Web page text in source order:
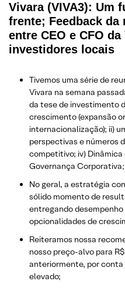
Vivara (VIVA3): Um
frente; Feedback da
entre CEO e CFO
investidores locais
Tivemos uma série de
Vivara na semana
da tese de investimento
crescimento (expansão
internacionalização); ii)
perspectivas e números
competitivo; iv)
Governança Corporativa;
No geral, a estratégia
sólido momento de
entregando
opcionalidades de
Reiteramos nossa
nosso preço-alvo para
anteriormente, por
elevado;